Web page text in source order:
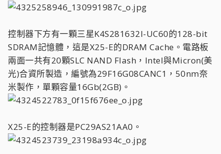
控制器下方有一顆三星K4S281632I-UC60的128-bit
SDRAM記憶體，這是X25-E的DRAM Cache。電路板
兩面一共有20顆SLC NAND Flash，Intel與Micron(美
光)合資所製造，編號為29F16G08CANC1，50nm奈
米製作，單顆容量16Gb(2GB)。
X25-E的控制器是PC29AS21AA0。